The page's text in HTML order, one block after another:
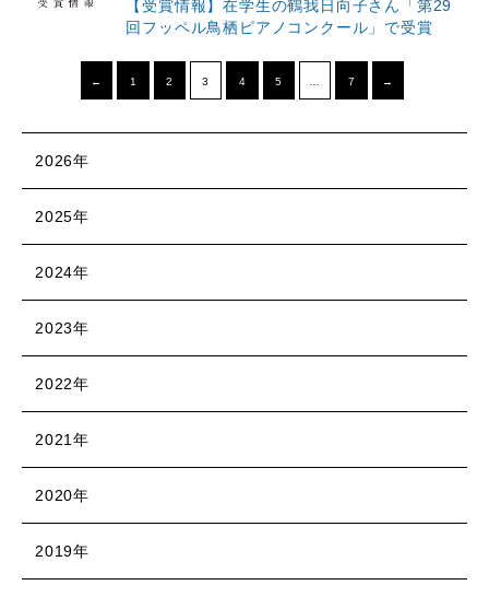
【受賞情報】在学生の鶴我日向子さん「第29
回フッペル鳥栖ピアノコンクール」で受賞
← 1 2 3 4 5 7 →
2026年
2025年
2024年
2023年
2022年
2021年
2020年
2019年